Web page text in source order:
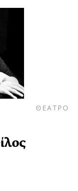
ΘΕΑΤΡΟ